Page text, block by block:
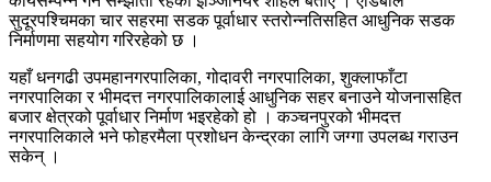
सुदूरपश्चिमका चार सहरमा सडक पूर्वाधार स्तरोन्नतिसहित आधुनिक सडक
निर्माणमा सहयोग गरिरहेको छ ।
यहाँ धनगढी उपमहानगरपालिका, गोदावरी नगरपालिका, शुक्लाफाँटा
नगरपालिका र भीमदत्त नगरपालिकालाई आधुनिक सहर बनाउने योजनासहित
बजार क्षेत्रको पूर्वाधार निर्माण भइरहेको हो । कञ्चनपुरको भीमदत्त
नगरपालिकाले भने फोहरमैला प्रशोधन केन्द्रका लागि जग्गा उपलब्ध गराउन
सकेन् ।